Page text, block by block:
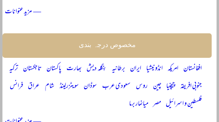
— مزید عنوانات
مخصوص درجہ بندی
افغانستان امریکہ انڈونیشیا ایران برطانیہ بنگلہ دیش بھارت پاکستان تاجکستان ترکیہ
جنوبی افریقہ چیچنیا چین روس سعودی عرب سوڈان سویٹزرلینڈ شام عراق فرانس
فلسطین و اسرائیل مصر میانمار برما